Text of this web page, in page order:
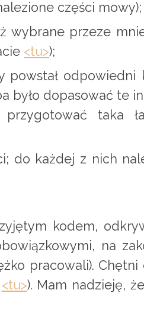
części mowy);
wybrane przeze
<tu>);
odpowiedni
było dopasować te
taka
do każdej z nich
kodem,
na
pracowali).
<tu>). Mam nadzieję,